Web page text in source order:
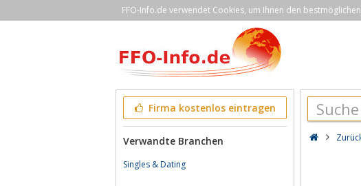
FFO-Info.de verwendet Cookies, um Ihnen den
Firma kostenlos eintragen
Verwandte Branchen
Singles & Dating